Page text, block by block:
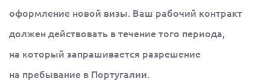
оформление новой визы. Ваш рабочий контракт
должен действовать в течение того периода,
на который запрашивается разрешение
на пребывание в Португалии.